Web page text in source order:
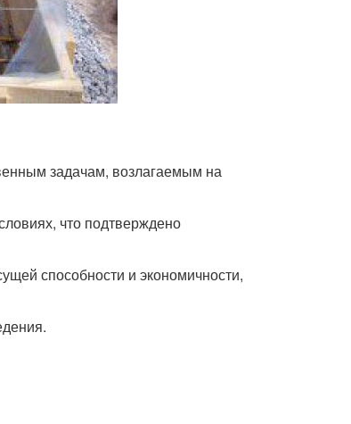
задачам, возлагаемым на
что подтверждено
способности и экономичности,